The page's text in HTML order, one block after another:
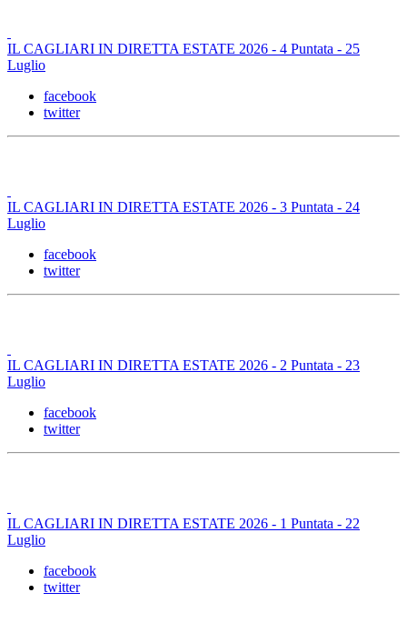
IL CAGLIARI IN DIRETTA ESTATE 2026 - 4 Puntata - 25
Luglio
facebook
twitter
IL CAGLIARI IN DIRETTA ESTATE 2026 - 3 Puntata - 24
Luglio
facebook
twitter
IL CAGLIARI IN DIRETTA ESTATE 2026 - 2 Puntata - 23
Luglio
facebook
twitter
IL CAGLIARI IN DIRETTA ESTATE 2026 - 1 Puntata - 22
Luglio
facebook
twitter